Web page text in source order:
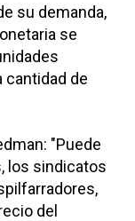
su demanda,
se
cantidad de
"Puede
los sindicatos
del